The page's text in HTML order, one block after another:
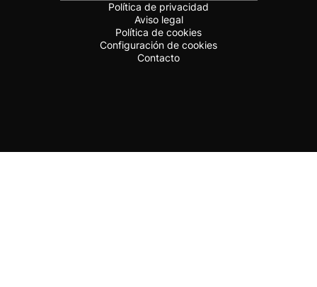
Política de privacidad
Aviso legal
Política de cookies
Configuración de cookies
Contacto